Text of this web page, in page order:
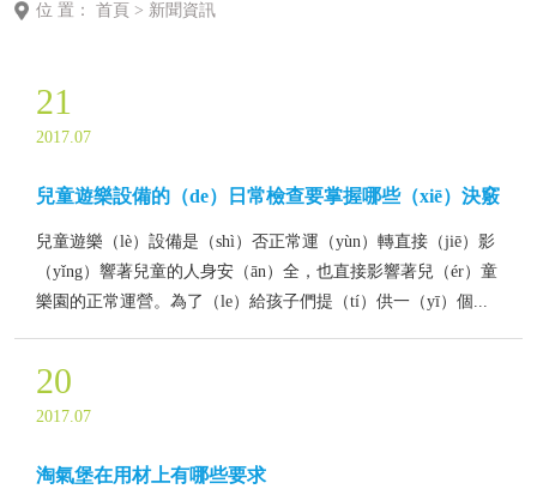
位 置： 首頁 > 新聞資訊
21
2017.07
兒童遊樂設備的（de）日常檢查要掌握哪些（xiē）決竅
兒童遊樂（lè）設備是（shì）否正常運（yùn）轉直接（jiē）影
（yǐng）響著兒童的人身安（ān）全，也直接影響著兒（ér）童
樂園的正常運營。為了（le）給孩子們提（tí）供一（yī）個...
20
2017.07
淘氣堡在用材上有哪些要求